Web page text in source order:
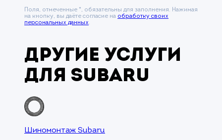
Поля, отмеченные *, обязательны для заполнения. Нажимая
на кнопку, вы даёте согласие на обработку своих
персональных данных.
Другие услуги
для Subaru
Шиномонтаж Subaru